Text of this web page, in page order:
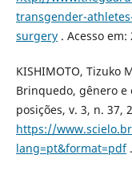
transgender-
surgery. Acesso em:
KISHIMOTO, Tizuko
Brinquedo, gênero e
posições, v. 3, n. 37,
https://
lang=pt&format=pdf.